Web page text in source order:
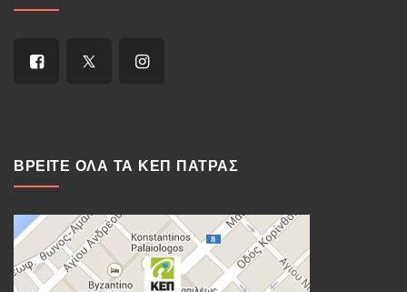
ΒΡΕΙΤΕ ΟΛΑ ΤΑ ΚΕΠ ΠΑΤΡΑΣ